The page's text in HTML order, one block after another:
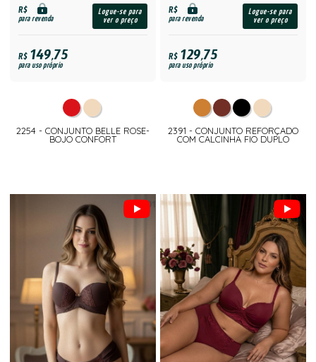
R$
para revenda
Logue-se para
ver o preço
R$149,75
para uso próprio
2254 - CONJUNTO BELLE ROSE-
BOJO CONFORT
R$
para revenda
Logue-se para
ver o preço
R$129,75
para uso próprio
2391 - CONJUNTO REFORÇADO
COM CALCINHA FIO DUPLO